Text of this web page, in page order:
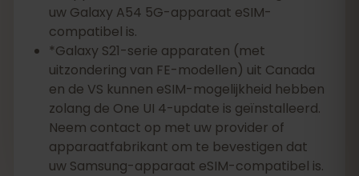
uw Galaxy A54 5G-apparaat eSIM-
compatibel is.
*Galaxy S21-serie apparaten (met
uitzondering van FE-modellen) uit Canada
en de VS kunnen eSIM-mogelijkheid hebben
zolang de One UI 4-update is geïnstalleerd.
Neem contact op met uw provider of
apparaatfabrikant om te bevestigen dat
uw Samsung-apparaat eSIM-compatibel is.